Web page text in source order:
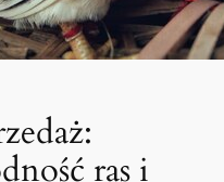
ras i